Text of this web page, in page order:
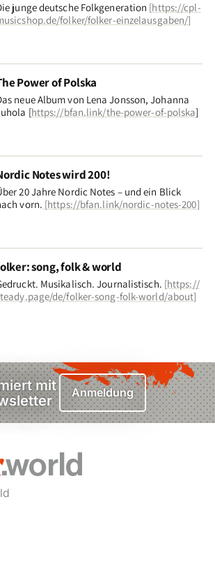
junge deutsche Folkgeneration [https://cpl-
folker/folker-einzelausgaben/]
Power of Polska
neue Album von Lena Jonsson, Johanna
[https://bfan.link/the-power-of-polska]
Notes wird 200!
20 Jahre Nordic Notes – und ein Blick
vorn. [https://bfan.link/nordic-notes-200]
song, folk & world
Musikalisch. Journalistisch. [https://
de/folker-song-folk-world/about]
mit
Anmeldung